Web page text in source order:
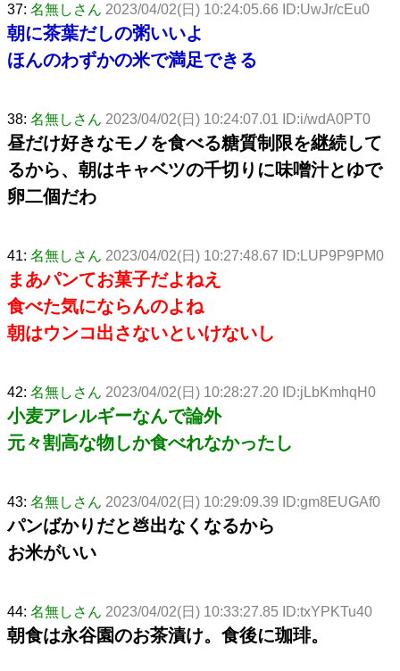
37: 名無しさん 2023/04/02(日) 10:24:05.66 ID:UwJr/cEu0
朝に茶葉だしの粥いいよ
ほんのわずかの米で満足できる
38: 名無しさん 2023/04/02(日) 10:24:07.01 ID:i/wdA0PT0
昼だけ好きなモノを食べる糖質制限を継続して
るから、朝はキャベツの千切りに味噌汁とゆで
卵二個だわ
41: 名無しさん 2023/04/02(日) 10:27:48.67 ID:LUP9P9PM0
まあパンてお菓子だよねえ
食べた気にならんのよね
朝はウンコ出さないといけないし
42: 名無しさん 2023/04/02(日) 10:28:27.20 ID:jLbKmhqH0
小麦アレルギーなんで論外
元々割高な物しか食べれなかったし
43: 名無しさん 2023/04/02(日) 10:29:09.39 ID:gm8EUGAf0
パンばかりだと💩出なくなるから
お米がいい
44: 名無しさん 2023/04/02(日) 10:33:27.85 ID:txYPKTu40
朝食は永谷園のお茶漬け。食後に珈琲。